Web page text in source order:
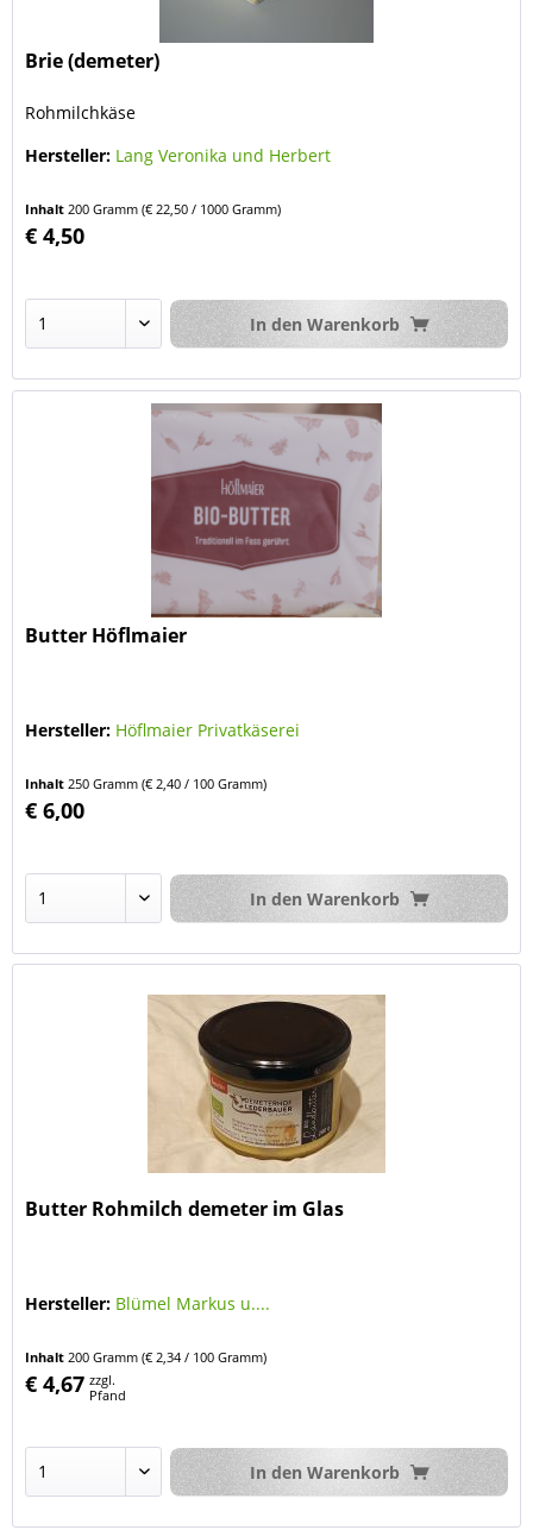
Brie (demeter)
Rohmilchkäse
Hersteller: Lang Veronika und Herbert
Inhalt 200 Gramm(€ 22,50 / 1000 Gramm)
€ 4,50
In den Warenkorb
Butter Höflmaier
Hersteller: Höflmaier Privatkäserei
Inhalt 250 Gramm(€ 2,40 / 100 Gramm)
€ 6,00
In den Warenkorb
Butter Rohmilch demeter im Glas
Hersteller: Blümel Markus u....
Inhalt200 Gramm(€ 2,34 / 100 Gramm)
€ 4,67 zzgl.
Pfand
In den Warenkorb